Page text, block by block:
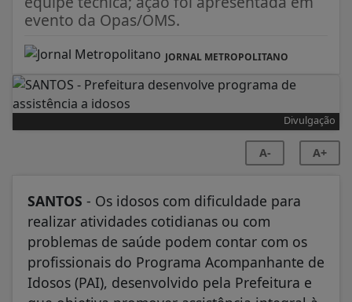
JORNAL METROPOLITANO
Divulgação
A+
- Os idosos com dificuldade para
problemas de saúde podem contar com os
profissionais do Programa Acompanhante de
Idosos (PAI), desenvolvido pela Prefeitura e
que objetiva promover assistência integral à
saúde deste público.